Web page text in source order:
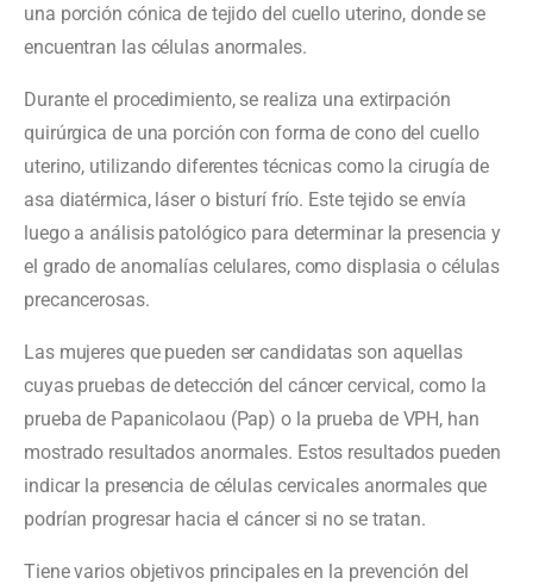
una porción cónica de tejido del cuello uterino, donde se
encuentran las células anormales.
Durante el procedimiento, se realiza una extirpación
quirúrgica de una porción con forma de cono del cuello
uterino, utilizando diferentes técnicas como la cirugía de
asa diatérmica, láser o bisturí frío. Este tejido se envía
luego a análisis patológico para determinar la presencia y
el grado de anomalías celulares, como displasia o células
precancerosas.
Las mujeres que pueden ser candidatas son aquellas
cuyas pruebas de detección del cáncer cervical, como la
prueba de Papanicolaou (Pap) o la prueba de VPH, han
mostrado resultados anormales. Estos resultados pueden
indicar la presencia de células cervicales anormales que
podrían progresar hacia el cáncer si no se tratan.
Tiene varios objetivos principales en la prevención del